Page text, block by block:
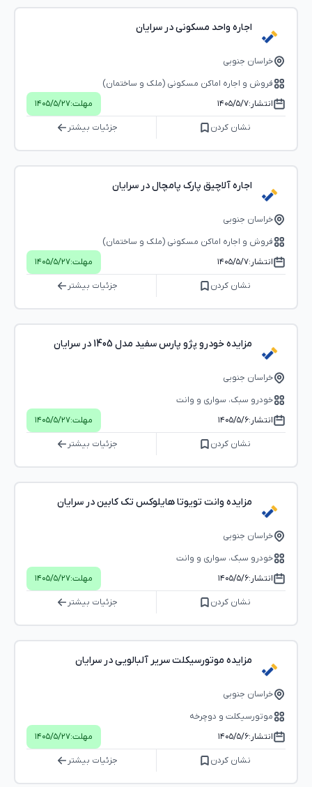
اجاره واحد مسکونی در سرایان
خراسان جنوبی
فروش و اجاره اماکن مسکونی (ملک و ساختمان)
انتشار:۱۴۰۵/۵/۷ مهلت:۱۴۰۵/۵/۲۷
نشان کردن جزئیات بیشتر
اجاره آلاچیق پارک پامچال در سرایان
خراسان جنوبی
فروش و اجاره اماکن مسکونی (ملک و ساختمان)
انتشار:۱۴۰۵/۵/۷ مهلت:۱۴۰۵/۵/۲۷
نشان کردن جزئیات بیشتر
مزایده خودرو پژو پارس سفید مدل 1405 در سرایان
خراسان جنوبی
خودرو سبک، سواری و وانت
انتشار:۱۴۰۵/۵/۶ مهلت:۱۴۰۵/۵/۲۷
نشان کردن جزئیات بیشتر
مزایده وانت تویوتا هایلوکس تک کابین در سرایان
خراسان جنوبی
خودرو سبک، سواری و وانت
انتشار:۱۴۰۵/۵/۶ مهلت:۱۴۰۵/۵/۲۷
نشان کردن جزئیات بیشتر
مزایده موتورسیکلت سریر آلبالویی در سرایان
خراسان جنوبی
موتورسیکلت و دوچرخه
انتشار:۱۴۰۵/۵/۶ مهلت:۱۴۰۵/۵/۲۷
نشان کردن جزئیات بیشتر